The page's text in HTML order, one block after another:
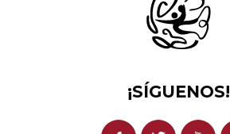
¡SÍGUENOS!